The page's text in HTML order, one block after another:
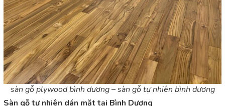
sàn gỗ plywood bình dương – sàn gỗ tự nhiên bình dương
Sàn gỗ tự nhiên dán mặt tại Bình Dương